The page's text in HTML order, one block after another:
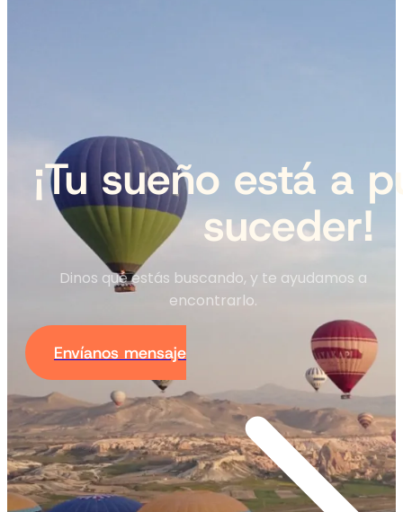
¡Tu sueño está a
suceder!
Dinos qué estás buscando, y te ayudamos a
encontrarlo.
Envíanos mensaje